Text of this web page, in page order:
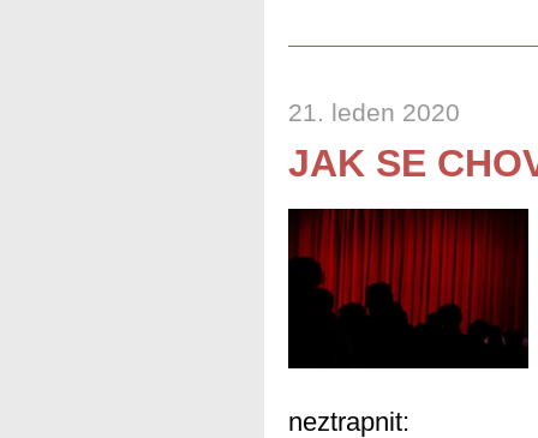
21. leden 2020
JAK SE
neztrapnit: